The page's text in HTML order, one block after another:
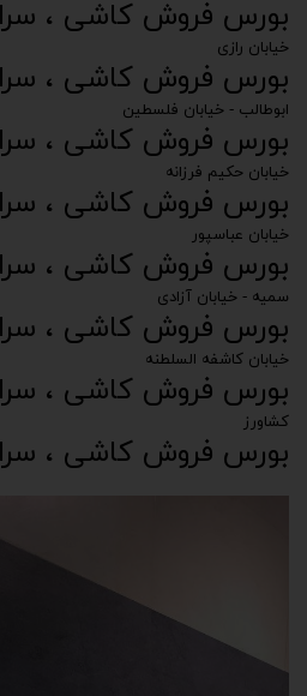
بورس فروش کاشی ،
خیابان رازی
بورس فروش کاشی ،
ابوطالب - خیابان فلسطین
بورس فروش کاشی ،
خیابان حکیم فرزانه
بورس فروش کاشی ،
خیابان عباسپور
بورس فروش کاشی ،
سمیه - خیابان آزادی
بورس فروش کاشی ،
خیابان کاشفه السلطنه
بورس فروش کاشی ،
کشاورز
بورس فروش کاشی ،